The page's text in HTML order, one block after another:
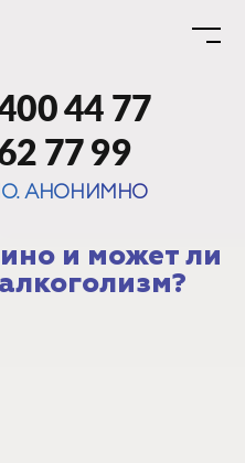
44 77
77 99
АНОНИМНО
и может ли